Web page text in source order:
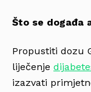
Što se događa
Propustiti dozu
liječenje
izazvati